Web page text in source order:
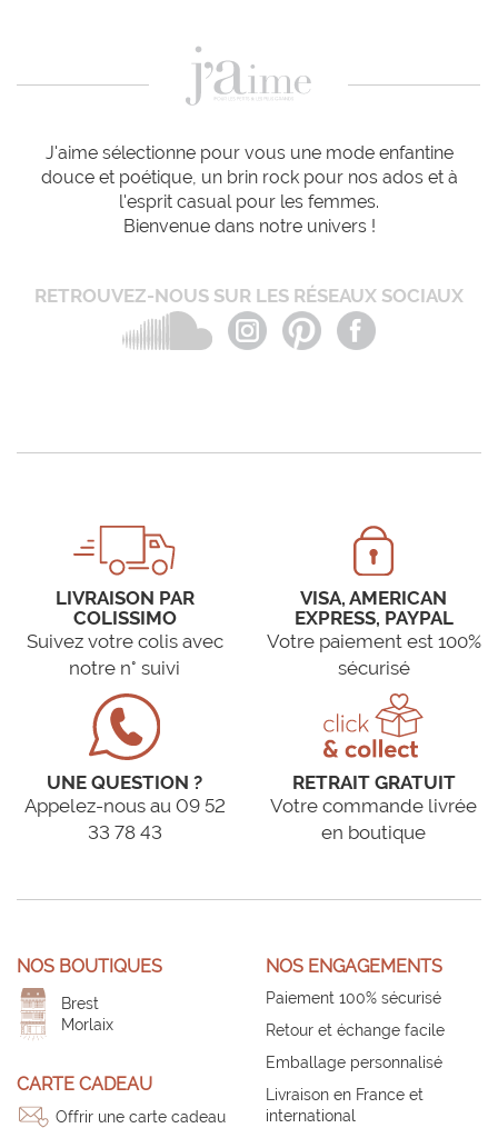
J'aime sélectionne pour vous une mode enfantine
douce et poétique, un brin rock pour nos ados et à
l'esprit casual pour les femmes.
Bienvenue dans notre univers !
RETROUVEZ-NOUS SUR LES RÉSEAUX SOCIAUX
LIVRAISON PAR
COLISSIMO
Suivez votre colis avec
notre n° suivi
VISA, AMERICAN
EXPRESS, PAYPAL
Votre paiement est 100%
sécurisé
UNE QUESTION ?
Appelez-nous au 09 52
33 78 43
RETRAIT GRATUIT
Votre commande livrée
en boutique
NOS BOUTIQUES
Brest
Morlaix
CARTE CADEAU
Offrir une carte cadeau
NOS ENGAGEMENTS
Paiement 100% sécurisé
Retour et échange facile
Emballage personnalisé
Livraison en France et
international